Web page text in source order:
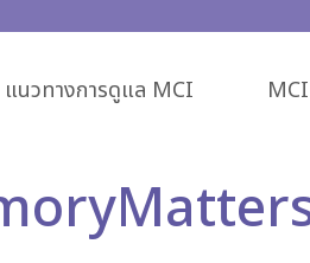
แนวทางการดูแล MCI